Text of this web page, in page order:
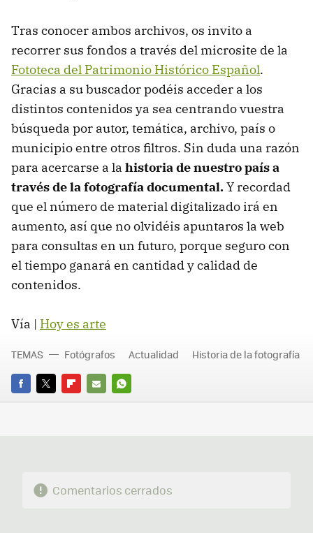
Tras conocer ambos archivos, os invito a
recorrer sus fondos a través del microsite de la
Fototeca del Patrimonio Histórico Español.
Gracias a su buscador podéis acceder a los
distintos contenidos ya sea centrando vuestra
búsqueda por autor, temática, archivo, país o
municipio entre otros filtros. Sin duda una razón
para acercarse a la historia de nuestro país a
través de la fotografía documental.Y recordad
que el número de material digitalizado irá en
aumento, así que no olvidéis apuntaros la web
para consultas en un futuro, porque seguro con
el tiempo ganará en cantidad y calidad de
contenidos.
Vía | Hoy es arte
FACEBOOK
TWITTERFLIPBOARD
E-
WHATSAPP
TEMAS Fotógrafos Actualidad Historia de la fotografía
Comentarios cerrados